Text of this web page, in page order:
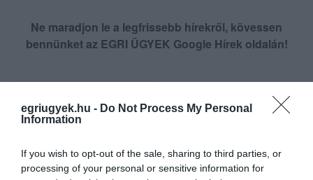
egriugyek.hu - Do Not Process My Personal
Information
If you wish to opt-out of the sale, sharing to third parties, or
processing of your personal or sensitive information for
Ne maradjon le a legfrissebb hírekről, kövessen
bennünket az EGRI ÜGYEK Google Hírek oldalán!